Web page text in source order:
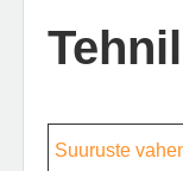
Suuruste